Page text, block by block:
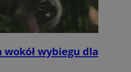
wybiegu dla